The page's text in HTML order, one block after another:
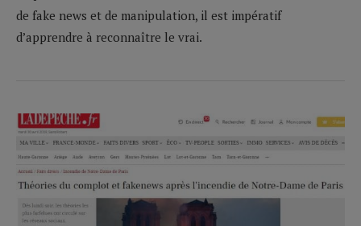
de fake news et de manipulation, il est impératif
d’apprendre à reconnaître le vrai.